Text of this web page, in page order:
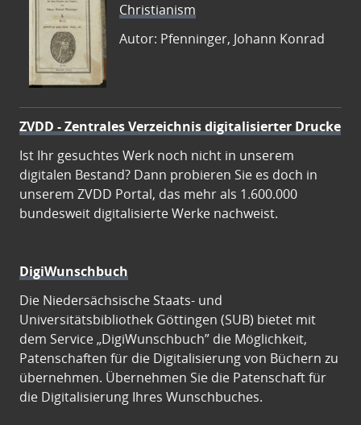
Christianism
Autor: Pfenninger, Johann Konrad
ZVDD - Zentrales Verzeichnis digitalisierter Drucke
Ist Ihr gesuchtes Werk noch nicht in unserem
digitalen Bestand? Dann probieren Sie es doch in
unserem ZVDD Portal, das mehr als 1.600.000
bundesweit digitalisierte Werke nachweist.
DigiWunschbuch
Die Niedersächsische Staats- und
Universitätsbibliothek Göttingen (SUB) bietet mit
dem Service „DigiWunschbuch” die Möglichkeit,
Patenschaften für die Digitalisierung von Büchern zu
übernehmen. Übernehmen Sie die Patenschaft für
die Digitalisierung Ihres Wunschbuches.